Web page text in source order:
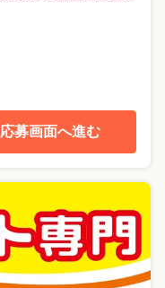
応募画面へ進む